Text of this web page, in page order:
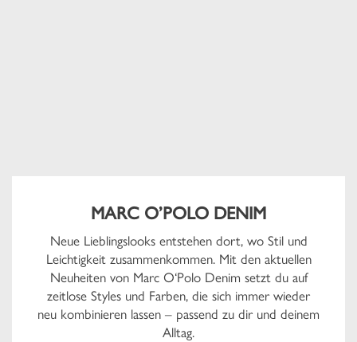
MARC O’POLO DENIM
Neue Lieblingslooks entstehen dort, wo Stil und
Leichtigkeit zusammenkommen. Mit den aktuellen
Neuheiten von Marc O‘Polo Denim setzt du auf
zeitlose Styles und Farben, die sich immer wieder
neu kombinieren lassen – passend zu dir und deinem
Alltag.